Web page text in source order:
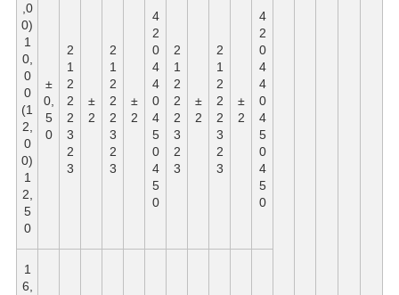
,0
0)
1
0,
0
0
(1
2,
0
0)
1
2,
5
0
±
0,
5
0
2
1
2
2
2
3
2
3
±
2
2
1
2
2
2
3
2
3
±
2
4
2
0
4
4
0
4
5
0
4
5
0
2
1
2
2
2
3
2
3
±
2
2
1
2
2
2
3
2
3
±
2
4
2
0
4
4
0
4
5
0
4
5
0
1
6,